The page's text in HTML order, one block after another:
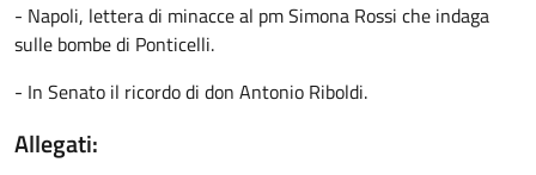
- Napoli, lettera di minacce al pm Simona Rossi che indaga
sulle bombe di Ponticelli.
- In Senato il ricordo di don Antonio Riboldi.
Allegati: